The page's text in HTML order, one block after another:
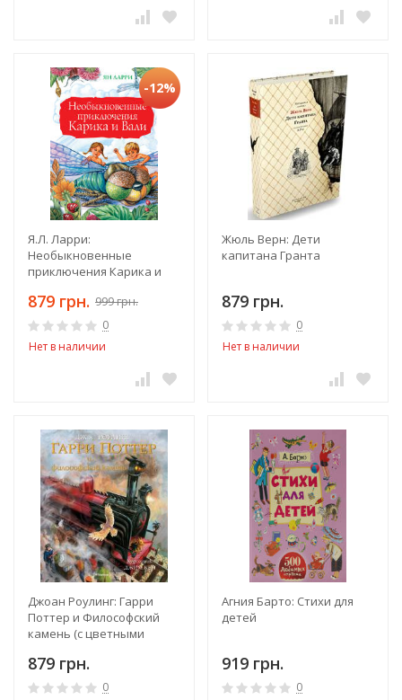
-12%
Я.Л. Ларри:
Необыкновенные
приключения Карика и
879 грн. 999 грн.
0
Нет в наличии
Жюль Верн: Дети
капитана Гранта
879 грн.
0
Нет в наличии
Джоан Роулинг: Гарри
Поттер и Философский
камень (с цветными
879 грн.
0
Агния Барто: Стихи для
детей
919 грн.
0